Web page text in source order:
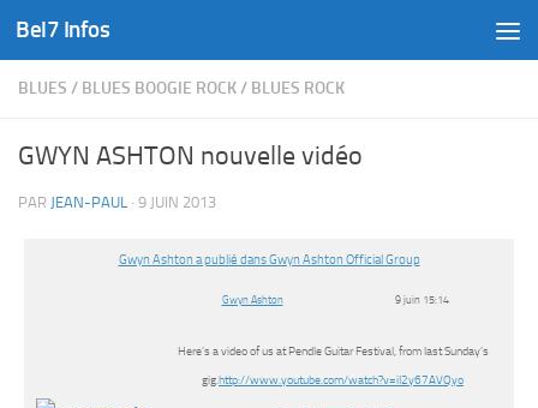
Skip to content
Bel7 Infos
BLUES / BLUES BOOGIE ROCK/ BLUES ROCK
GWYN ASHTON nouvelle vidéo
PAR JEAN-PAUL · 9 JUIN 2013
Gwyn Ashton a publié dans Gwyn Ashton Official Group
Gwyn Ashton 9 juin 15:14
Here’s a video of us at Pendle Guitar Festival, from last Sunday’s
gig.http://www.youtube.com/watch?v=iI2y67AVQyo